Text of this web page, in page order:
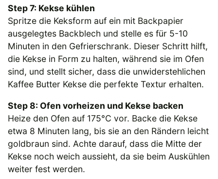
Step 7: Kekse kühlen
Spritze die Keksform auf ein mit Backpapier
ausgelegtes Backblech und stelle es für 5-10
Minuten in den Gefrierschrank. Dieser Schritt hilft,
die Kekse in Form zu halten, während sie im Ofen
sind, und stellt sicher, dass die unwiderstehlichen
Kaffee Butter Kekse die perfekte Textur erhalten.
Step 8: Ofen vorheizen und Kekse backen
Heize den Ofen auf 175°C vor. Backe die Kekse
etwa 8 Minuten lang, bis sie an den Rändern leicht
goldbraun sind. Achte darauf, dass die Mitte der
Kekse noch weich aussieht, da sie beim Auskühlen
weiter fest werden.